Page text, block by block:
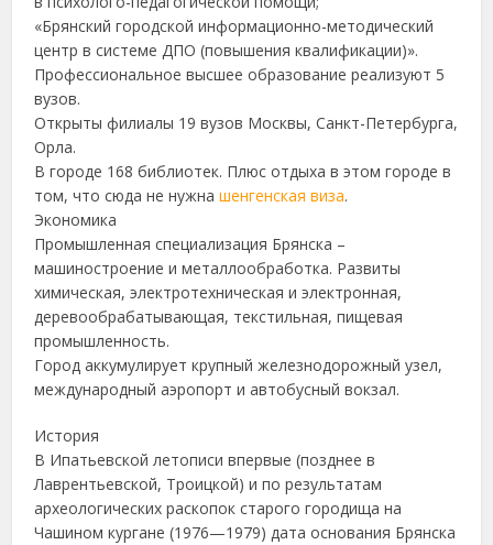
«Брянский городской информационно-методический
центр в системе ДПО (повышения квалификации)».
Профессиональное высшее образование реализуют 5
вузов.
Открыты филиалы 19 вузов Москвы, Санкт-Петербурга,
Орла.
В городе 168 библиотек. Плюс отдыха в этом городе в
том, что сюда не нужнашенгенская виза.
Экономика
Промышленная специализация Брянска –
машиностроение и металлообработка. Развиты
химическая, электротехническая и электронная,
деревообрабатывающая, текстильная, пищевая
промышленность.
Город аккумулирует крупный железнодорожный узел,
международный аэропорт и автобусный вокзал.
История
В Ипатьевской летописи впервые (позднее в
Лаврентьевской, Троицкой) и по результатам
археологических раскопок старого городища на
Чашином кургане (1976—1979) дата основания Брянска